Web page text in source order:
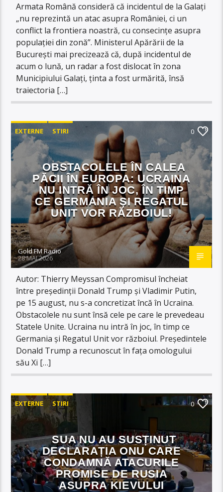
Armata Română consideră că incidentul de la Galați
„nu reprezintă un atac asupra României, ci un
conflict la frontiera noastră, cu consecințe asupra
populației din zonă”. Ministerul Apărării de la
București mai precizează că, după incidentul de
acum o lună, un radar a fost dislocat în zona
Municipiului Galați, ținta a fost urmărită, însă
traiectoria […]
EXTERNE STIRI 0
OBSTACOLELE ÎN CALEA
PĂCII ÎN EUROPA: UCRAINA
NU INTRĂ ÎN JOC, ÎN TIMP
CE GERMANIA ȘI REGATUL
UNIT VOR RĂZBOIUL!
Gold FM Radio
28 MAI 2026
Autor: Thierry Meyssan Compromisul încheiat
între președinții Donald Trump și Vladimir Putin,
pe 15 august, nu s-a concretizat încă în Ucraina.
Obstacolele nu sunt însă cele pe care le prevedeau
Statele Unite. Ucraina nu intră în joc, în timp ce
Germania și Regatul Unit vor războiul. Președintele
Donald Trump a recunoscut în fața omologului
său Xi […]
EXTERNE STIRI 0
SUA NU AU SUSȚINUT
DECLARAȚIA ONU CARE
CONDAMNĂ ATACURILE
PROMISE DE RUSIA
ASUPRA KIEVULUI